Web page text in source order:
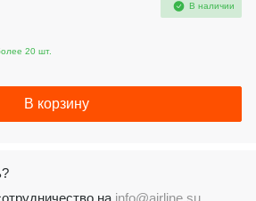
В наличии
20 шт.
В корзину
на info@airline.su